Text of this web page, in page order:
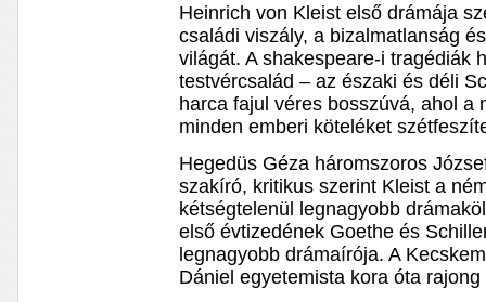
Heinrich von Kleist első drámája
családi viszály, a bizalmatlanság
világát. A shakespeare-i tragédiák
testvércsalád – az északi és déli
harca fajul véres bosszúvá, ahol a
minden emberi köteléket
Hegedüs Géza háromszoros
szakíró, kritikus szerint Kleist a
kétségtelenül legnagyobb
első évtizedének Goethe és
legnagyobb drámaírója. A
Dániel egyetemista kora óta